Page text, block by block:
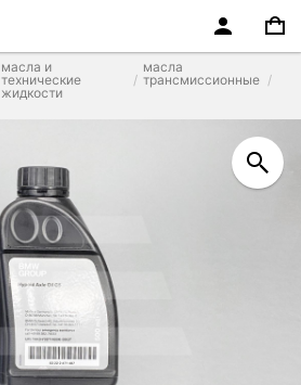
масла и
технические
жидкости
масла
трансмиссионные